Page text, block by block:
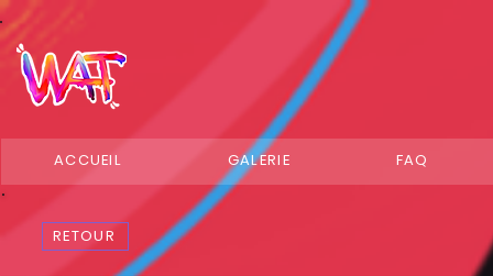
ACCUEIL GALERIE FAQ
RETOUR